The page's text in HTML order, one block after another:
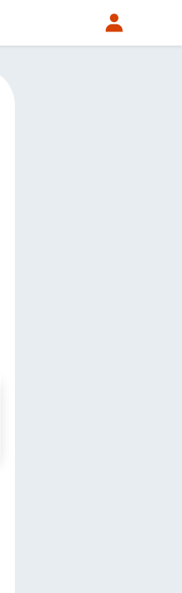
會員中心